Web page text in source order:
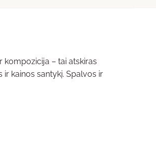
kompozicija – tai atskiras
kainos santykį. Spalvos ir